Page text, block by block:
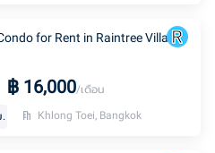
for Rent in Raintree Villa
฿ 16,000/เดือน
Khlong Toei, Bangkok